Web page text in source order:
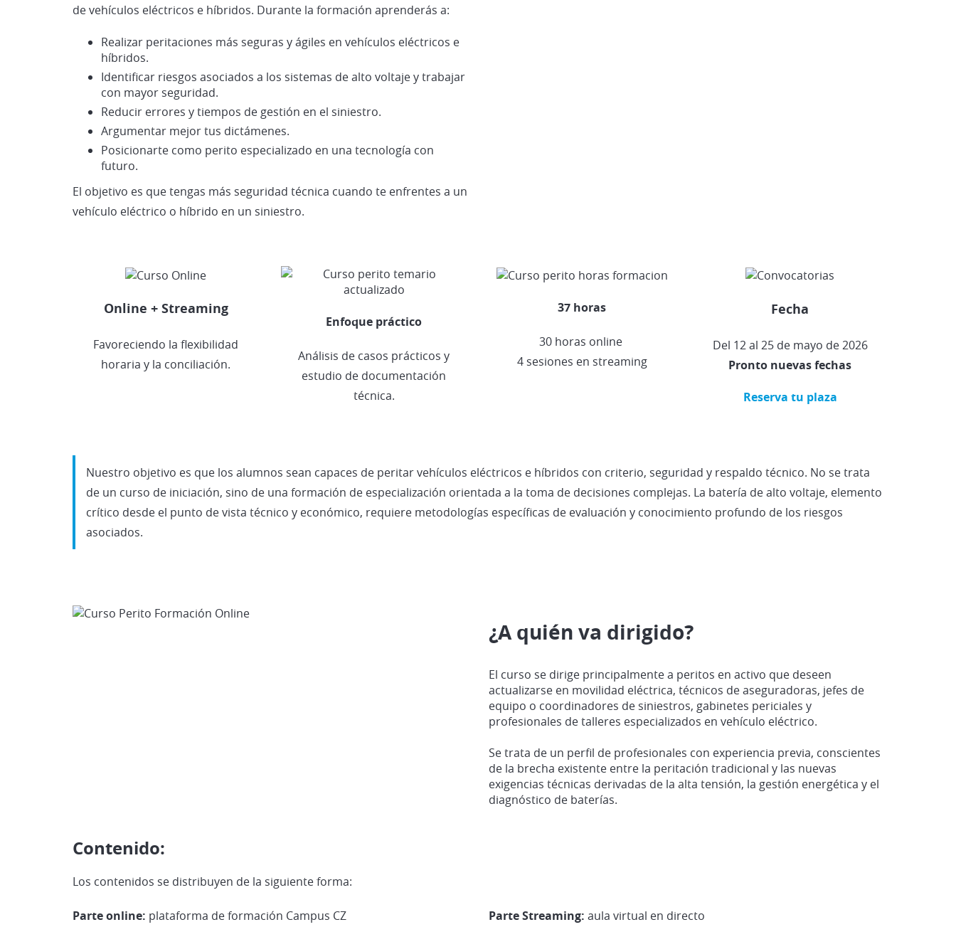
de vehículos eléctricos e híbridos. Durante la formación aprenderás a:
Realizar peritaciones más seguras y ágiles en vehículos eléctricos e
híbridos.
Identificar riesgos asociados a los sistemas de alto voltaje y trabajar
con mayor seguridad.
Reducir errores y tiempos de gestión en el siniestro.
Argumentar mejor tus dictámenes.
Posicionarte como perito especializado en una tecnología con
futuro.
El objetivo es que tengas más seguridad técnica cuando te enfrentes a un
vehículo eléctrico o híbrido en un siniestro.
Online + Streaming
Favoreciendo la flexibilidad
horaria y la conciliación.
Enfoque práctico
Análisis de casos prácticos y
estudio de documentación
técnica.
37 horas
30 horas online
4 sesiones en streaming
Fecha
Del 12 al 25 de mayo de 2026
Pronto nuevas fechas
Reserva tu plaza
Nuestro objetivo es que los alumnos sean capaces de peritar vehículos eléctricos e híbridos con criterio, seguridad y respaldo técnico. No se trata
de un curso de iniciación, sino de una formación de especialización orientada a la toma de decisiones complejas. La batería de alto voltaje, elemento
crítico desde el punto de vista técnico y económico, requiere metodologías específicas de evaluación y conocimiento profundo de los riesgos
asociados.
¿A quién va dirigido?
El curso se dirige principalmente a peritos en activo que deseen
actualizarse en movilidad eléctrica, técnicos de aseguradoras, jefes de
equipo o coordinadores de siniestros, gabinetes periciales y
profesionales de talleres especializados en vehículo eléctrico.
Se trata de un perfil de profesionales con experiencia previa, conscientes
de la brecha existente entre la peritación tradicional y las nuevas
exigencias técnicas derivadas de la alta tensión, la gestión energética y el
diagnóstico de baterías.
Contenido:
Los contenidos se distribuyen de la siguiente forma:
Parte online: plataforma de formación Campus CZ
Parte Streaming: aula virtual en directo